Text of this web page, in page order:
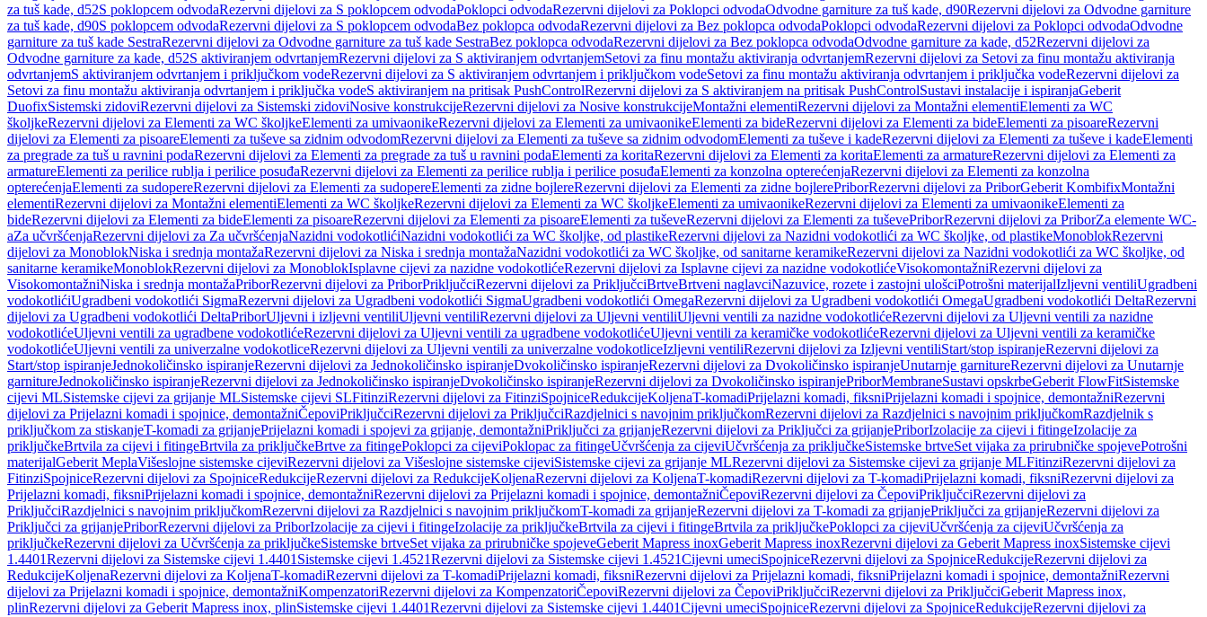
za tuš kade, d52S poklopcem odvodaRezervni dijelovi za S poklopcem odvodaPoklopci odvodaRezervni dijelovi za Poklopci odvodaOdvodne garniture za tuš kade, d90Rezervni dijelovi za Odvodne garniture
za tuš kade, d90S poklopcem odvodaRezervni dijelovi za S poklopcem odvodaBez poklopca odvodaRezervni dijelovi za Bez poklopca odvodaPoklopci odvodaRezervni dijelovi za Poklopci odvodaOdvodne
garniture za tuš kade SestraRezervni dijelovi za Odvodne garniture za tuš kade SestraBez poklopca odvodaRezervni dijelovi za Bez poklopca odvodaOdvodne garniture za kade, d52Rezervni dijelovi za
Odvodne garniture za kade, d52S aktiviranjem odvrtanjemRezervni dijelovi za S aktiviranjem odvrtanjemSetovi za finu montažu aktiviranja odvrtanjemRezervni dijelovi za Setovi za finu montažu aktiviranja
odvrtanjemS aktiviranjem odvrtanjem i priključkom vodeRezervni dijelovi za S aktiviranjem odvrtanjem i priključkom vodeSetovi za finu montažu aktiviranja odvrtanjem i priključka vodeRezervni dijelovi za
Setovi za finu montažu aktiviranja odvrtanjem i priključka vodeS aktiviranjem na pritisak PushControlRezervni dijelovi za S aktiviranjem na pritisak PushControlSustavi instalacije i ispiranjaGeberit
DuofixSistemski zidoviRezervni dijelovi za Sistemski zidoviNosive konstrukcijeRezervni dijelovi za Nosive konstrukcijeMontažni elementiRezervni dijelovi za Montažni elementiElementi za WC
školjkeRezervni dijelovi za Elementi za WC školjkeElementi za umivaonikeRezervni dijelovi za Elementi za umivaonikeElementi za bideRezervni dijelovi za Elementi za bideElementi za pisoareRezervni
dijelovi za Elementi za pisoareElementi za tuševe sa zidnim odvodomRezervni dijelovi za Elementi za tuševe sa zidnim odvodomElementi za tuševe i kadeRezervni dijelovi za Elementi za tuševe i kadeElementi
za pregrade za tuš u ravnini podaRezervni dijelovi za Elementi za pregrade za tuš u ravnini podaElementi za koritaRezervni dijelovi za Elementi za koritaElementi za armatureRezervni dijelovi za Elementi za
armatureElementi za perilice rublja i perilice posuđaRezervni dijelovi za Elementi za perilice rublja i perilice posuđaElementi za konzolna opterećenjaRezervni dijelovi za Elementi za konzolna
opterećenjaElementi za sudopereRezervni dijelovi za Elementi za sudopereElementi za zidne bojlereRezervni dijelovi za Elementi za zidne bojlerePriborRezervni dijelovi za PriborGeberit KombifixMontažni
elementiRezervni dijelovi za Montažni elementiElementi za WC školjkeRezervni dijelovi za Elementi za WC školjkeElementi za umivaonikeRezervni dijelovi za Elementi za umivaonikeElementi za
bideRezervni dijelovi za Elementi za bideElementi za pisoareRezervni dijelovi za Elementi za pisoareElementi za tuševeRezervni dijelovi za Elementi za tuševePriborRezervni dijelovi za PriborZa elemente WC-
aZa učvršćenjaRezervni dijelovi za Za učvršćenjaNazidni vodokotlićiNazidni vodokotlići za WC školjke, od plastikeRezervni dijelovi za Nazidni vodokotlići za WC školjke, od plastikeMonoblokRezervni
dijelovi za MonoblokNiska i srednja montažaRezervni dijelovi za Niska i srednja montažaNazidni vodokotlići za WC školjke, od sanitarne keramikeRezervni dijelovi za Nazidni vodokotlići za WC školjke, od
sanitarne keramikeMonoblokRezervni dijelovi za MonoblokIsplavne cijevi za nazidne vodokotlićeRezervni dijelovi za Isplavne cijevi za nazidne vodokotlićeVisokomontažniRezervni dijelovi za
VisokomontažniNiska i srednja montažaPriborRezervni dijelovi za PriborPriključciRezervni dijelovi za PriključciBrtveBrtveni naglavciNazuvice, rozete i zastojni ulošciPotrošni materijalIzljevni ventiliUgradbeni
vodokotlićiUgradbeni vodokotlići SigmaRezervni dijelovi za Ugradbeni vodokotlići SigmaUgradbeni vodokotlići OmegaRezervni dijelovi za Ugradbeni vodokotlići OmegaUgradbeni vodokotlići DeltaRezervni
dijelovi za Ugradbeni vodokotlići DeltaPriborUljevni i izljevni ventiliUljevni ventiliRezervni dijelovi za Uljevni ventiliUljevni ventili za nazidne vodokotlićeRezervni dijelovi za Uljevni ventili za nazidne
vodokotlićeUljevni ventili za ugradbene vodokotlićeRezervni dijelovi za Uljevni ventili za ugradbene vodokotlićeUljevni ventili za keramičke vodokotlićeRezervni dijelovi za Uljevni ventili za keramičke
vodokotlićeUljevni ventili za univerzalne vodokotliceRezervni dijelovi za Uljevni ventili za univerzalne vodokotliceIzljevni ventiliRezervni dijelovi za Izljevni ventiliStart/stop ispiranjeRezervni dijelovi za
Start/stop ispiranjeJednokoličinsko ispiranjeRezervni dijelovi za Jednokoličinsko ispiranjeDvokoličinsko ispiranjeRezervni dijelovi za Dvokoličinsko ispiranjeUnutarnje garnitureRezervni dijelovi za Unutarnje
garnitureJednokoličinsko ispiranjeRezervni dijelovi za Jednokoličinsko ispiranjeDvokoličinsko ispiranjeRezervni dijelovi za Dvokoličinsko ispiranjePriborMembraneSustavi opskrbeGeberit FlowFitSistemske
cijevi MLSistemske cijevi za grijanje MLSistemske cijevi SLFitinziRezervni dijelovi za FitinziSpojniceRedukcijeKoljenaT-komadiPrijelazni komadi, fiksniPrijelazni komadi i spojnice, demontažniRezervni
dijelovi za Prijelazni komadi i spojnice, demontažniČepoviPriključciRezervni dijelovi za PriključciRazdjelnici s navojnim priključkomRezervni dijelovi za Razdjelnici s navojnim priključkomRazdjelnik s
priključkom za stiskanjeT-komadi za grijanjePrijelazni komadi i spojevi za grijanje, demontažniPriključci za grijanjeRezervni dijelovi za Priključci za grijanjePriborIzolacije za cijevi i fitingeIzolacije za
priključkeBrtvila za cijevi i fitingeBrtvila za priključkeBrtve za fitingePoklopci za cijeviPoklopac za fitingeUčvršćenja za cijeviUčvršćenja za priključkeSistemske brtveSet vijaka za prirubničke spojevePotrošni
materijalGeberit MeplaVišeslojne sistemske cijeviRezervni dijelovi za Višeslojne sistemske cijeviSistemske cijevi za grijanje MLRezervni dijelovi za Sistemske cijevi za grijanje MLFitinziRezervni dijelovi za
FitinziSpojniceRezervni dijelovi za SpojniceRedukcijeRezervni dijelovi za RedukcijeKoljenaRezervni dijelovi za KoljenaT-komadiRezervni dijelovi za T-komadiPrijelazni komadi, fiksniRezervni dijelovi za
Prijelazni komadi, fiksniPrijelazni komadi i spojnice, demontažniRezervni dijelovi za Prijelazni komadi i spojnice, demontažniČepoviRezervni dijelovi za ČepoviPriključciRezervni dijelovi za
PriključciRazdjelnici s navojnim priključkomRezervni dijelovi za Razdjelnici s navojnim priključkomT-komadi za grijanjeRezervni dijelovi za T-komadi za grijanjePriključci za grijanjeRezervni dijelovi za
Priključci za grijanjePriborRezervni dijelovi za PriborIzolacije za cijevi i fitingeIzolacije za priključkeBrtvila za cijevi i fitingeBrtvila za priključkePoklopci za cijeviUčvršćenja za cijeviUčvršćenja za
priključkeRezervni dijelovi za Učvršćenja za priključkeSistemske brtveSet vijaka za prirubničke spojeveGeberit Mapress inoxGeberit Mapress inoxRezervni dijelovi za Geberit Mapress inoxSistemske cijevi
1.4401Rezervni dijelovi za Sistemske cijevi 1.4401 Sistemske cijevi 1.4521Rezervni dijelovi za Sistemske cijevi 1.4521Cijevni umeciSpojniceRezervni dijelovi za SpojniceRedukcijeRezervni dijelovi za
RedukcijeKoljenaRezervni dijelovi za KoljenaT-komadiRezervni dijelovi za T-komadiPrijelazni komadi, fiksniRezervni dijelovi za Prijelazni komadi, fiksniPrijelazni komadi i spojnice, demontažniRezervni
dijelovi za Prijelazni komadi i spojnice, demontažniKompenzatoriRezervni dijelovi za KompenzatoriČepoviRezervni dijelovi za ČepoviPriključciRezervni dijelovi za PriključciGeberit Mapress inox,
plinRezervni dijelovi za Geberit Mapress inox, plinSistemske cijevi 1.4401Rezervni dijelovi za Sistemske cijevi 1.4401Cijevni umeciSpojniceRezervni dijelovi za SpojniceRedukcijeRezervni dijelovi za